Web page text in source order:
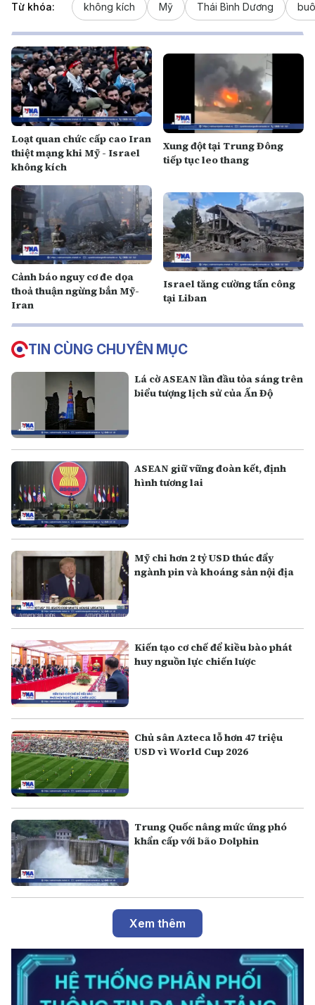
Từ khóa: không kích Mỹ Thái Bình Dương
Loạt quan chức cấp cao Iran
thiệt mạng khi Mỹ - Israel
không kích
Xung đột tại Trung Đông
tiếp tục leo thang
Cảnh báo nguy cơ đe dọa
thoả thuận ngừng bắn Mỹ-
Iran
Israel tăng cường tấn công
tại Liban
TIN CÙNG CHUYÊN MỤC
Lá cờ ASEAN lần đầu tỏa sáng trên
biểu tượng lịch sử của Ấn Độ
ASEAN giữ vững đoàn kết, định
hình tương lai
Mỹ chi hơn 2 tỷ USD thúc đẩy
ngành pin và khoáng sản nội địa
Kiến tạo cơ chế để kiều bào phát
huy nguồn lực chiến lược
Chủ sân Azteca lỗ hơn 47 triệu
USD vì World Cup 2026
Trung Quốc nâng mức ứng phó
khẩn cấp với bão Dolphin
Xem thêm